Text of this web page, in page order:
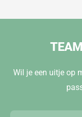
Wil je een uitje op